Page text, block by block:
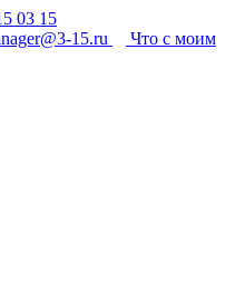
03 15
15.ru
Что с моим